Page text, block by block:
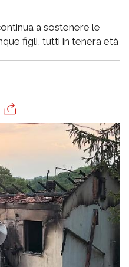
a sostenere le
figli, tutti in tenera età